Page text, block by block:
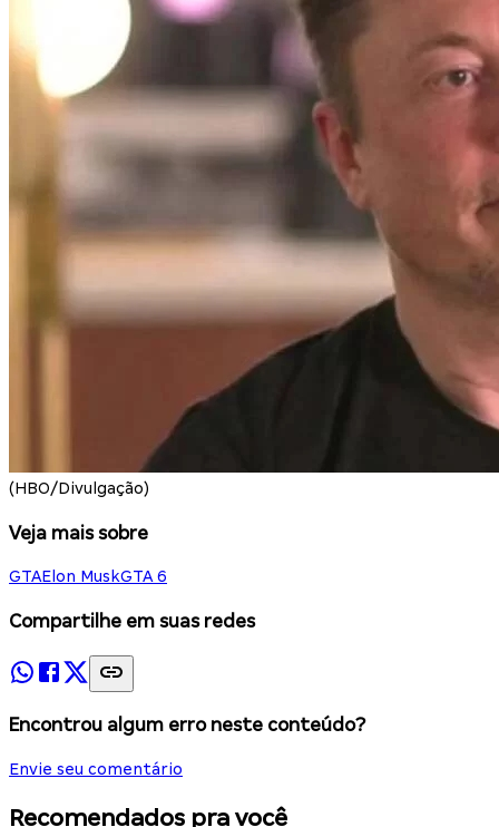
(HBO/Divulgação)
Veja mais sobre
GTAElon MuskGTA 6
Compartilhe em suas redes
Encontrou algum erro neste conteúdo?
Envie seu comentário
Recomendados pra você